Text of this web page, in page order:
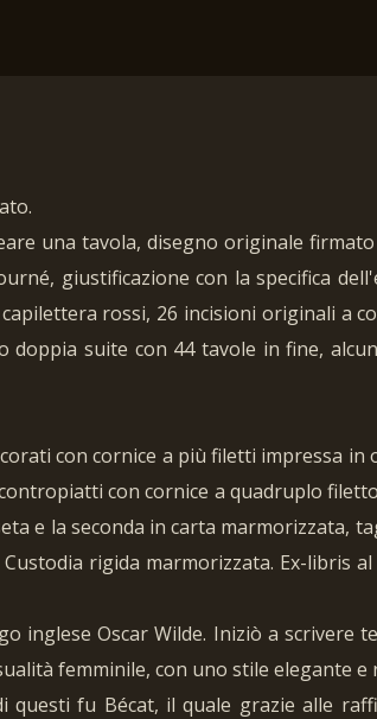
una tavola, disegno originale
giustificazione con la specifica
rossi, 26 incisioni originali a
suite con 44 tavole in fine,
con cornice a più filetti impressa in
con cornice a quadruplo
e la seconda in carta marmorizzata,
rigida marmorizzata. Ex-libris
inglese Oscar Wilde. Iniziò a scrivere
femminile, con uno stile elegante e
fu Bécat, il quale grazie alle